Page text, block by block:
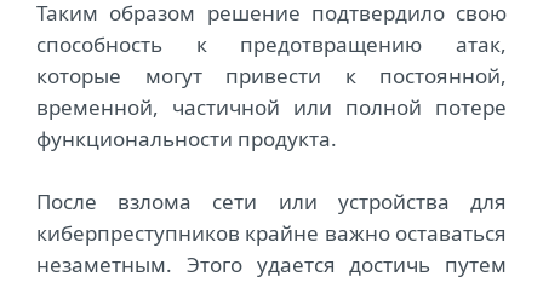
Таким образом решение подтвердило свою
способность к предотвращению атак,
которые могут привести к постоянной,
временной, частичной или полной потере
функциональности продукта.
После взлома сети или устройства для
киберпреступников крайне важно оставаться
незаметным. Этого удается достичь путем